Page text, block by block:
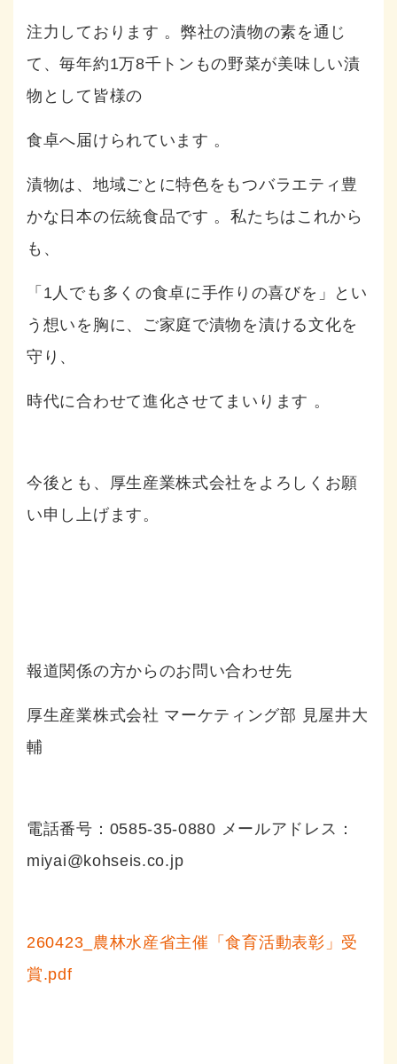
注力しております 。弊社の漬物の素を通じ
て、毎年約1万8千トンもの野菜が美味しい漬
物として皆様の
食卓へ届けられています 。
漬物は、地域ごとに特色をもつバラエティ豊
かな日本の伝統食品です 。私たちはこれから
も、
「1人でも多くの食卓に手作りの喜びを」とい
う想いを胸に、ご家庭で漬物を漬ける文化を
守り、
時代に合わせて進化させてまいります 。
今後とも、厚生産業株式会社をよろしくお願
い申し上げます。
報道関係の方からのお問い合わせ先
厚生産業株式会社 マーケティング部 見屋井大
輔
電話番号：0585-35-0880 メールアドレス：
miyai@kohseis.co.jp
260423_農林水産省主催「食育活動表彰」受
賞.pdf